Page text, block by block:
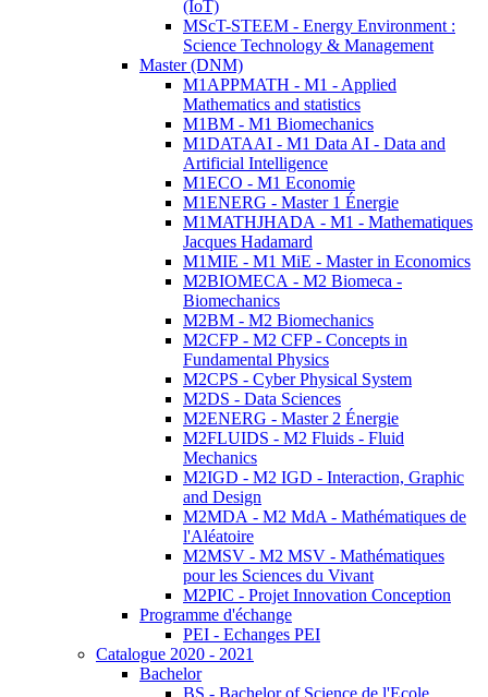
(IoT)
MScT-STEEM - Energy Environment :
Science Technology & Management
Master (DNM)
M1APPMATH - M1 - Applied
Mathematics and statistics
M1BM - M1 Biomechanics
M1DATAAI - M1 Data AI - Data and
Artificial Intelligence
M1ECO - M1 Economie
M1ENERG - Master 1 Énergie
M1MATHJHADA - M1 - Mathematiques
Jacques Hadamard
M1MIE - M1 MiE - Master in Economics
M2BIOMECA - M2 Biomeca -
Biomechanics
M2BM - M2 Biomechanics
M2CFP - M2 CFP - Concepts in
Fundamental Physics
M2CPS - Cyber Physical System
M2DS - Data Sciences
M2ENERG - Master 2 Énergie
M2FLUIDS - M2 Fluids - Fluid
Mechanics
M2IGD - M2 IGD - Interaction, Graphic
and Design
M2MDA - M2 MdA - Mathématiques de
l'Aléatoire
M2MSV - M2 MSV - Mathématiques
pour les Sciences du Vivant
M2PIC - Projet Innovation Conception
Programme d'échange
PEI - Echanges PEI
Catalogue 2020 - 2021
Bachelor
BS - Bachelor of Science de l'Ecole